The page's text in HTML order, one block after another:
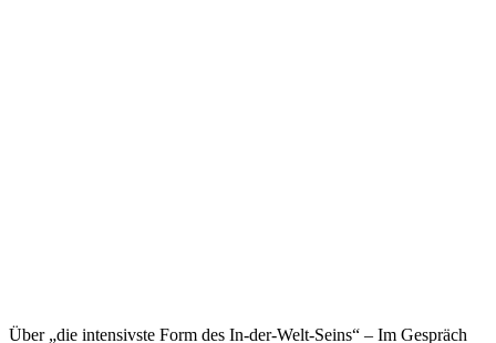
Über „die intensivste Form des In-der-Welt-Seins“ – Im Gespräch